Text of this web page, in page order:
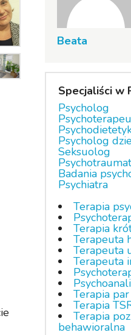
Beata
Specjaliści w
Psycholog
Psycholog
Seksuolog
Badania
Psychiatra
Terapia
Terapia
Terapeuta
Terapeuta
Terapeuta
Terapia par
Terapia
Terapia
behawioralna